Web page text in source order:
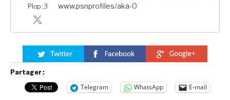
Plop ;3
www.psnprofiles/aka-0
Partager :
Telegram WhatsApp E-mail